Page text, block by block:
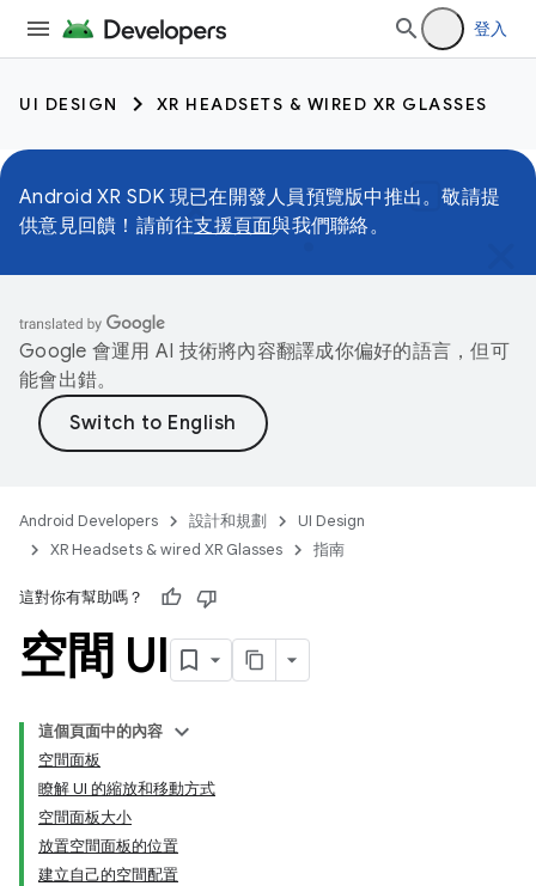
登入
UI DESIGN XR HEADSETS & WIRED XR GLASSES
Android XR SDK 現已在開發人員預覽版中推出。敬請提
供意見回饋！請前往支援頁面與我們聯絡。
Google 會運用 AI 技術將內容翻譯成你偏好的語言，但可
能會出錯。
Android Developers 設計和規劃
UI Design
XR Headsets & wired XR Glasses
指南
這對你有幫助嗎？
空間 UI
這個頁面中的內容
空間面板
瞭解 UI 的縮放和移動方式
空間面板大小
放置空間面板的位置
建立自己的空間配置